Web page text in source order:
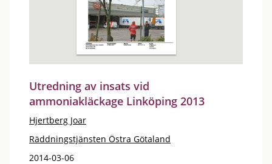
Utredning av insats vid
ammoniakläckage Linköping 2013
Hjertberg Joar
Räddningstjänsten Östra Götaland
2014-03-06